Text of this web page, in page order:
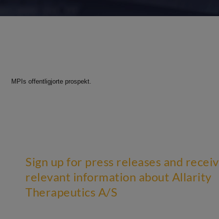
MPIs offentligjorte prospekt.
Sign up for press releases and
relevant information about Allarity
Therapeutics A/S